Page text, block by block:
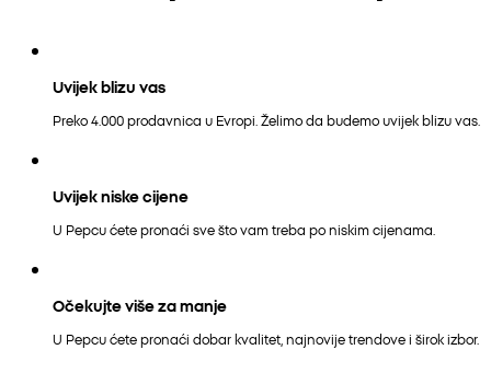
Uvijek blizu vas
Preko 4.000 prodavnica u Evropi. Želimo da budemo uvijek blizu vas.
Uvijek niske cijene
U Pepcu ćete pronaći sve što vam treba po niskim cijenama.
Očekujte više za manje
U Pepcu ćete pronaći dobar kvalitet, najnovije trendove i širok izbor.